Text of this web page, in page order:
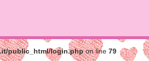
public_html/login.phpon line 79